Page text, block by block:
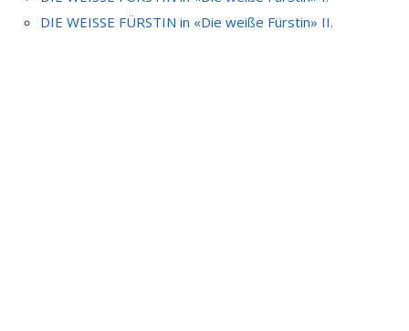
DIE WEISSE FÜRSTIN in «Die weiße Fürstin» II.